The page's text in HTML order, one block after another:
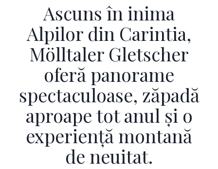
Ascuns în inima
Alpilor din Carintia,
Mölltaler Gletscher
oferă panorame
spectaculoase, zăpadă
aproape tot anul și o
experiență montană
de neuitat.